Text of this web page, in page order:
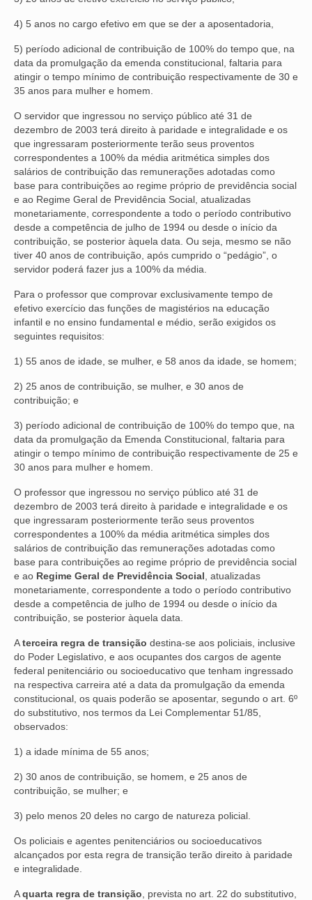
4) 5 anos no cargo efetivo em que se der a aposentadoria,
5) período adicional de contribuição de 100% do tempo que, na
data da promulgação da emenda constitucional, faltaria para
atingir o tempo mínimo de contribuição respectivamente de 30 e
35 anos para mulher e homem.
O servidor que ingressou no serviço público até 31 de
dezembro de 2003 terá direito à paridade e integralidade e os
que ingressaram posteriormente terão seus proventos
correspondentes a 100% da média aritmética simples dos
salários de contribuição das remunerações adotadas como
base para contribuições ao regime próprio de previdência social
e ao Regime Geral de Previdência Social, atualizadas
monetariamente, correspondente a todo o período contributivo
desde a competência de julho de 1994 ou desde o início da
contribuição, se posterior àquela data. Ou seja, mesmo se não
tiver 40 anos de contribuição, após cumprido o “pedágio”, o
servidor poderá fazer jus a 100% da média.
Para o professor que comprovar exclusivamente tempo de
efetivo exercício das funções de magistérios na educação
infantil e no ensino fundamental e médio, serão exigidos os
seguintes requisitos:
1) 55 anos de idade, se mulher, e 58 anos da idade, se homem;
2) 25 anos de contribuição, se mulher, e 30 anos de
contribuição; e
3) período adicional de contribuição de 100% do tempo que, na
data da promulgação da Emenda Constitucional, faltaria para
atingir o tempo mínimo de contribuição respectivamente de 25 e
30 anos para mulher e homem.
O professor que ingressou no serviço público até 31 de
dezembro de 2003 terá direito à paridade e integralidade e os
que ingressaram posteriormente terão seus proventos
correspondentes a 100% da média aritmética simples dos
salários de contribuição das remunerações adotadas como
base para contribuições ao regime próprio de previdência social
e ao Regime Geral de Previdência Social , atualizadas
monetariamente, correspondente a todo o período contributivo
desde a competência de julho de 1994 ou desde o início da
contribuição, se posterior àquela data.
Aterceira regra de transição destina-se aos policiais, inclusive
do Poder Legislativo, e aos ocupantes dos cargos de agente
federal penitenciário ou socioeducativo que tenham ingressado
na respectiva carreira até a data da promulgação da emenda
constitucional, os quais poderão se aposentar, segundo o art. 6º
do substitutivo, nos termos da Lei Complementar 51/85,
observados:
1) a idade mínima de 55 anos;
2) 30 anos de contribuição, se homem, e 25 anos de
contribuição, se mulher; e
3) pelo menos 20 deles no cargo de natureza policial.
Os policiais e agentes penitenciários ou socioeducativos
alcançados por esta regra de transição terão direito à paridade
e integralidade.
Aquarta regra de transição , prevista no art. 22 do substitutivo,